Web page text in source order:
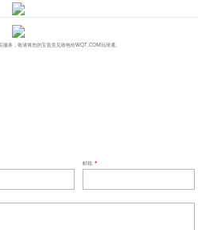
服务，敬请将您的宝贵意见致电给WQT.COM玩球通。
邮箱 *